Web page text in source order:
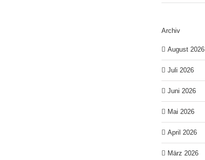
Archiv
August 2026
Juli 2026
Juni 2026
Mai 2026
April 2026
März 2026